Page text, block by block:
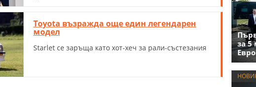
Toyota възражда още един легендарен
модел
Starlet се заръща като хот-хеч за рали-състезания
за 5